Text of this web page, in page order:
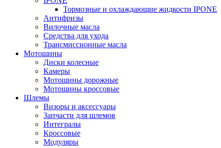
Тормозные и охлаждающие жидкости IPONE
Антифризы
Вилочные масла
Средства для ухода
Трансмиссионные масла
Мотошины
Диски колесные
Камеры
Мотошины дорожные
Мотошины кроссовые
Шлемы
Визоры и аксессуары
Запчасти для шлемов
Интегралы
Кроссовые
Модуляры